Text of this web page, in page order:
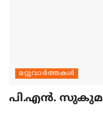
മറ്റുവാര്‍ത്തകള്‍
പി.എന്‍.